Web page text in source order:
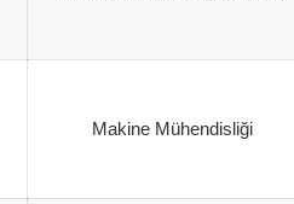
Makine Mühendisliği